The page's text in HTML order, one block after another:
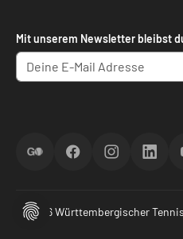
Mit unserem Newsletter bleibst
ScoreGOFacebookInstagram
© 2026 Württembergischer